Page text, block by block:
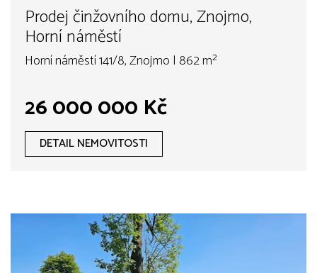
Prodej činžovního domu, Znojmo,
Horní náměstí
Horní náměstí 141/8, Znojmo | 862 m²
26 000 000 Kč
DETAIL NEMOVITOSTI